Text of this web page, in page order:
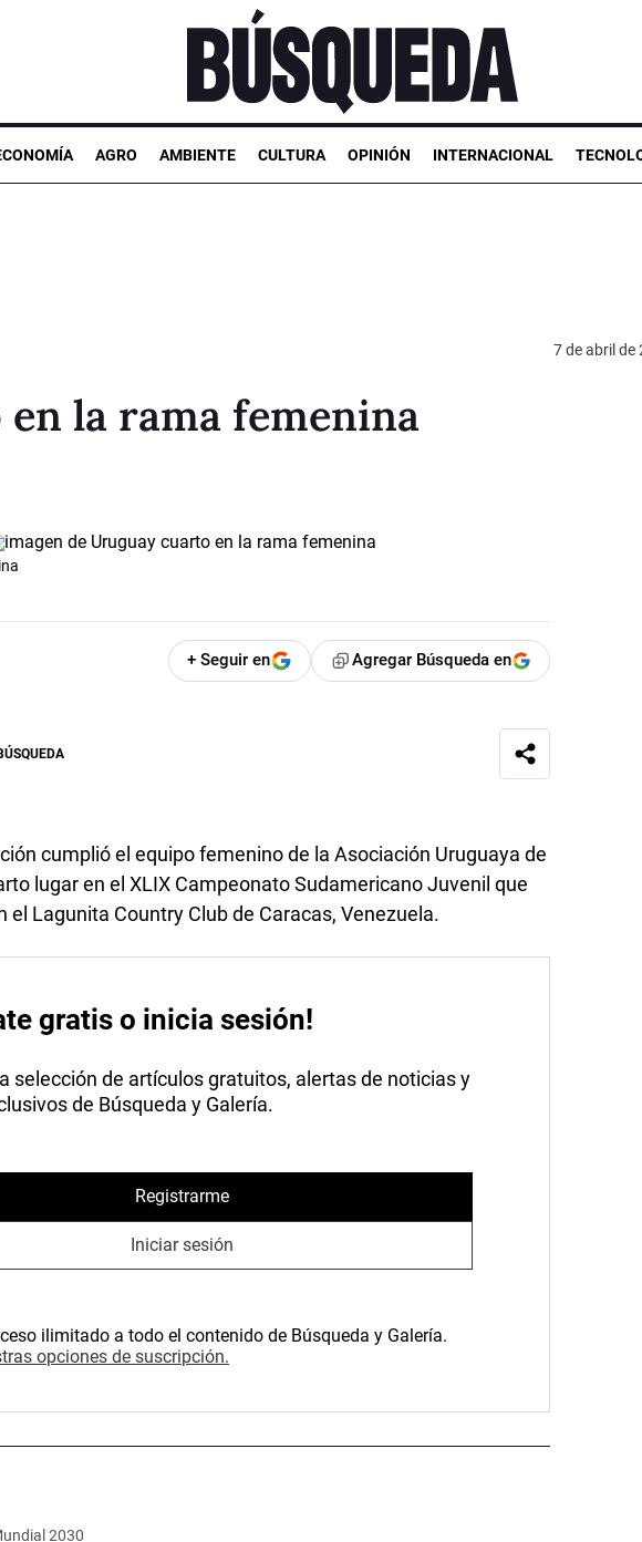
AGRO AMBIENTE CULTURA OPINIÓN INTERNACIONAL
7 de abril de
la rama femenina
+ Seguir en Agregar Búsqueda en
cumplió el equipo femenino de la Asociación Uruguaya de
lugar en el XLIX Campeonato Sudamericano Juvenil que
el Lagunita Country Club de Caracas, Venezuela.
gratis o inicia sesión!
selección de artículos gratuitos, alertas de noticias y
de Búsqueda y Galería.
Registrarme
Iniciar sesión
ilimitado a todo el contenido de Búsqueda y Galería.
opciones de suscripción.
2030